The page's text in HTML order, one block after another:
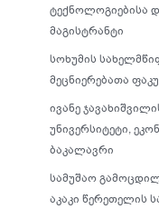
ტექნოლოგიებისა
მაგისტრანტი
სოხუმის
მეცნიერებათა
ივანე
უნივერსიტეტი,
ბაკალავრი
სამუშაო
აკაკი წერეთელის